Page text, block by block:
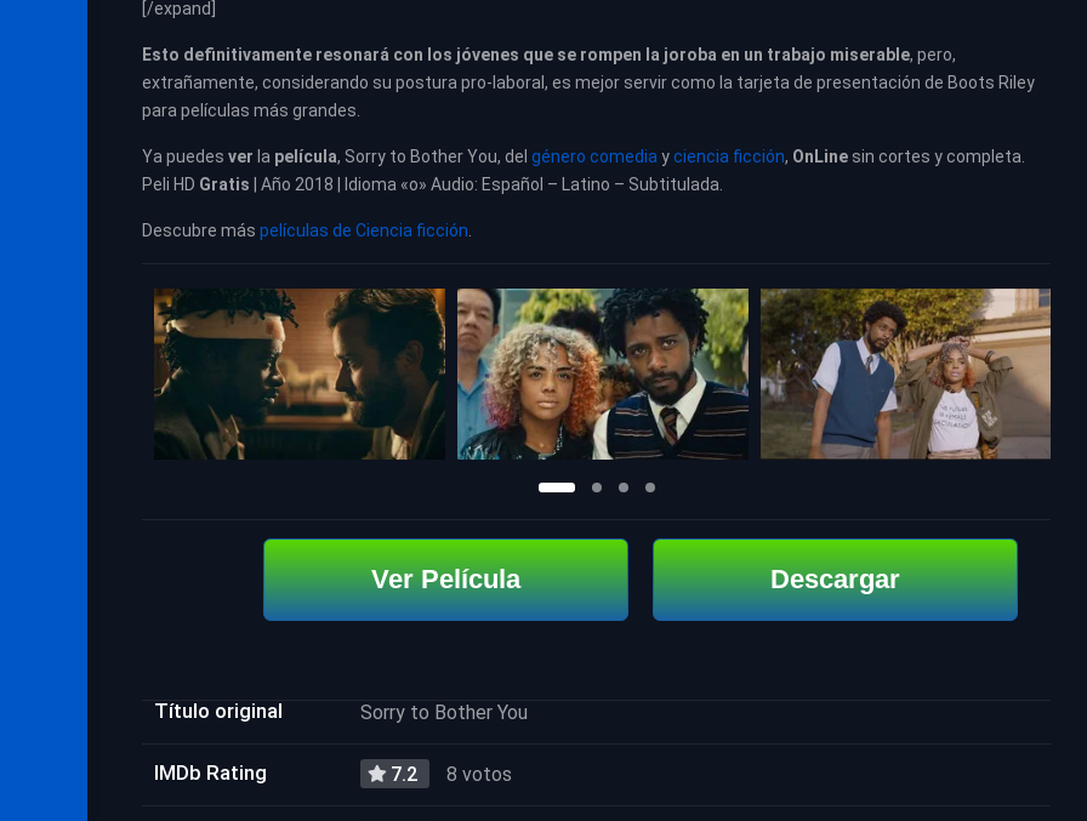
[/expand]
Esto definitivamente resonará con los jóvenes que se rompen la joroba en un trabajo miserable, pero,
extrañamente, considerando su postura pro-laboral, es mejor servir como la tarjeta de presentación de Boots Riley
para películas más grandes.
Ya puedes ver la película, Sorry to Bother You, del género comedia yciencia ficción, OnLine sin cortes y completa.
Peli HD Gratis | Año 2018 | Idioma «o» Audio: Español – Latino – Subtitulada.
Descubre más películas de Ciencia ficción
Ver Película Descargar
Título original Sorry to Bother You
IMDb Rating 7.2 8 votos